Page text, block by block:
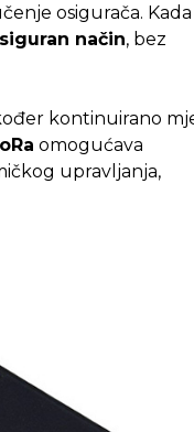
osigurača. Kada
način, bez
kontinuirano
omogućava
upravljanja,